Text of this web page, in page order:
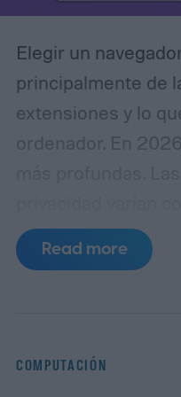
Elegir un
principalmente de
extensiones y lo
ordenador. En
se está filtrando en
cosas como la
ventaja de
Read more
COMPUTACIÓN